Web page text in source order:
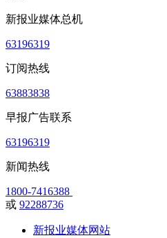
新报业媒体总机
63196319
订阅热线
63883838
早报广告联系
63196319
新闻热线
1800-7416388
或 92288736
新报业媒体网站